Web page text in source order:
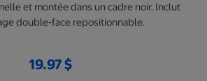
et montée dans un cadre noir. Inclut
double-face repositionnable.
19.97 $